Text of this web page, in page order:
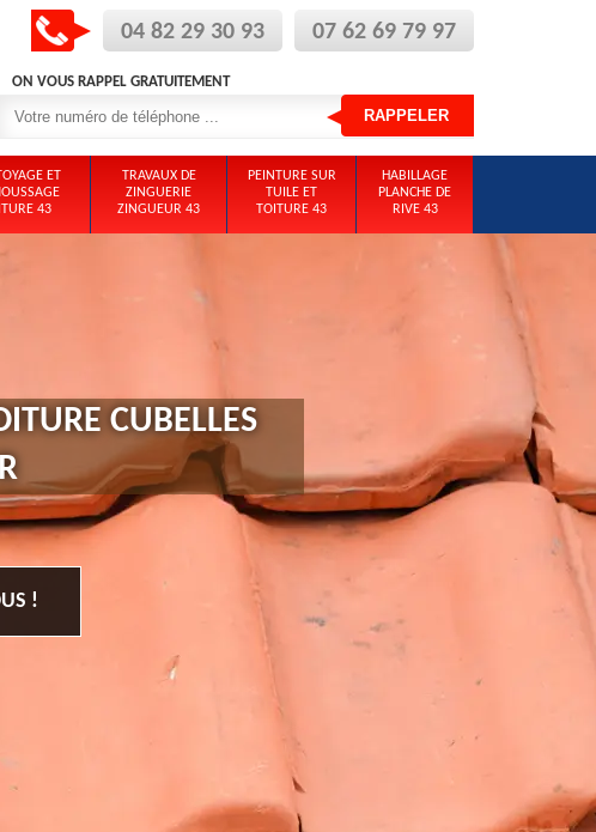
04 82 29 30 93 07 62 69 79 97
ON VOUS RAPPEL GRATUITEMENT
ET
43
TRAVAUX DE
ZINGUERIE
ZINGUEUR 43
PEINTURE SUR
TUILE ET
TOITURE 43
HABILLAGE
PLANCHE DE
RIVE 43
CUBELLES
!